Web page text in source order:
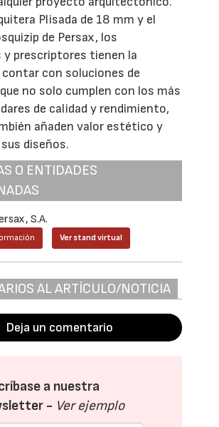
Plisada de 18 mm y el
de Persax, los
prescriptores tienen la
con soluciones de
no solo cumplen con los más
de calidad y rendimiento,
añaden valor estético y
diseños.
O ENTIDADES
S.A.
Ver stand virtual
AL ARTÍCULO/NOTICIA
Deja un comentario
a nuestra
- Ver ejemplo